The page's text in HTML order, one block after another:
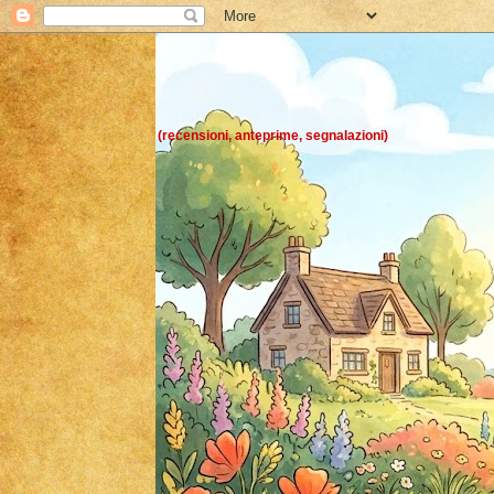
Chicchi di
(recensioni, anteprime, segnalazioni)